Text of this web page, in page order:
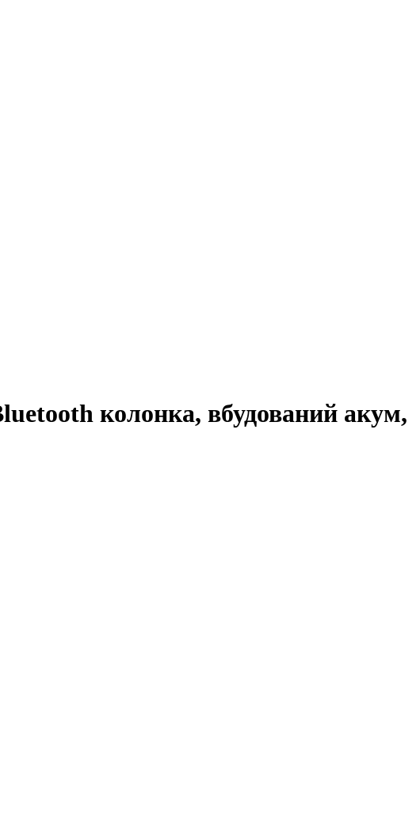
колонка, вбудований акум,